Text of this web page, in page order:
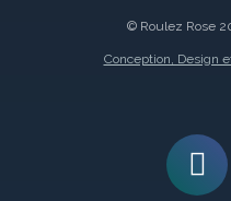
© Roulez Rose
Conception, Design